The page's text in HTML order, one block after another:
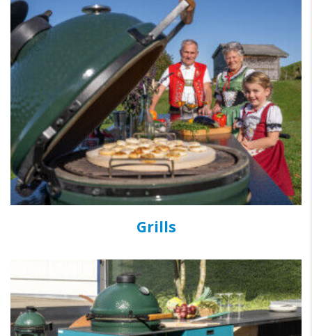
Grills